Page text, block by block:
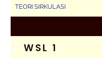
TEORI SIRKULASI
WSL 1